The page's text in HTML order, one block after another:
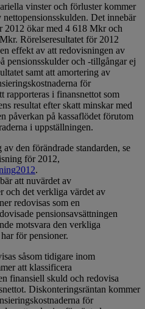
vinster och förluster kommer
Det innebär
2012 ökar med 4 618 Mkr och
Rörelseresultatet för 2012
effekt av att redovisningen av
pensionsskulder och -tillgångar ej
samt att amortering av
för
rapporteras i finansnettot som
resultat efter skatt minskar med
påverkan på kassaflödet förutom
i uppställningen.
den förändrade standarden, se
för 2012,
.
att nuvärdet av
och det verkliga värdet av
redovisas som en
pensionsavsättningen
motsvara den verkliga
för pensioner.
såsom tidigare inom
att klassificera
finansiell skuld och redovisa
Diskonteringsräntan kommer
för